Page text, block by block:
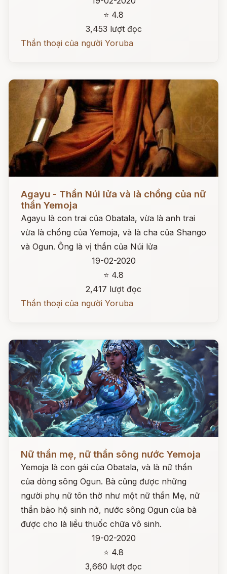
⭐ 4.8
3,453 lượt đọc
Thần thoại của người Yoruba
Agayu - Thần Núi lửa và là chồng của nữ
thần Yemoja
Agayu là con trai của Obatala, vừa là anh trai
vừa là chồng của Yemoja, và là cha của Shango
và Ogun. Ông là vị thần của Núi lửa
19-02-2020
⭐ 4.8
2,417 lượt đọc
Thần thoại của người Yoruba
Nữ thần mẹ, nữ thần sông nước Yemoja
Yemoja là con gái của Obatala, và là nữ thần
của dòng sông Ogun. Bà cũng được những
người phụ nữ tôn thờ như một nữ thần Mẹ, nữ
thần bảo hộ sinh nở, nước sông Ogun của bà
được cho là liều thuốc chữa vô sinh.
19-02-2020
⭐ 4.8
3,660 lượt đọc